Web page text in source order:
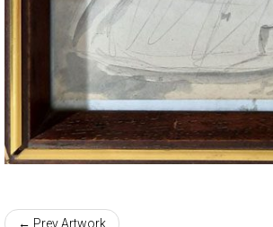
← Prev Artwork